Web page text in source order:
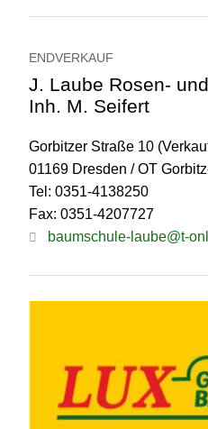
ENDVERKAUF
J. Laube Rosen-
Inh. M. Seifert
Gorbitzer Straße 10
01169 Dresden / OT
Tel: 0351-4138250
Fax: 0351-4207727
baumschule-laube@t-